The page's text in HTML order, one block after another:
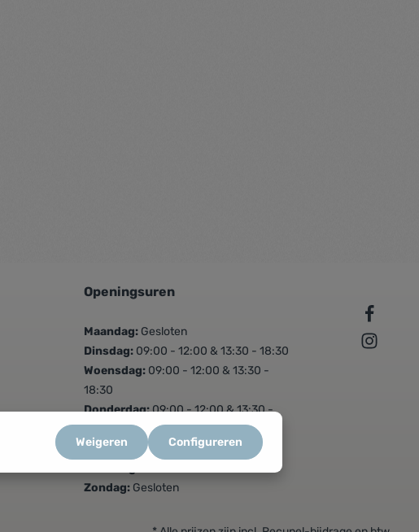
Openingsuren
Maandag: Gesloten
Dinsdag: 09:00 - 12:00 & 13:30 - 18:30
Woensdag: 09:00 - 12:00 & 13:30 -
18:30
Donderdag:09:00 - 12:00 & 13:30 -
18:30
Vrijdag: 09:00 - 12:00 & 13:30 - 18:30
Zondag: Gesloten
Weigeren Configureren